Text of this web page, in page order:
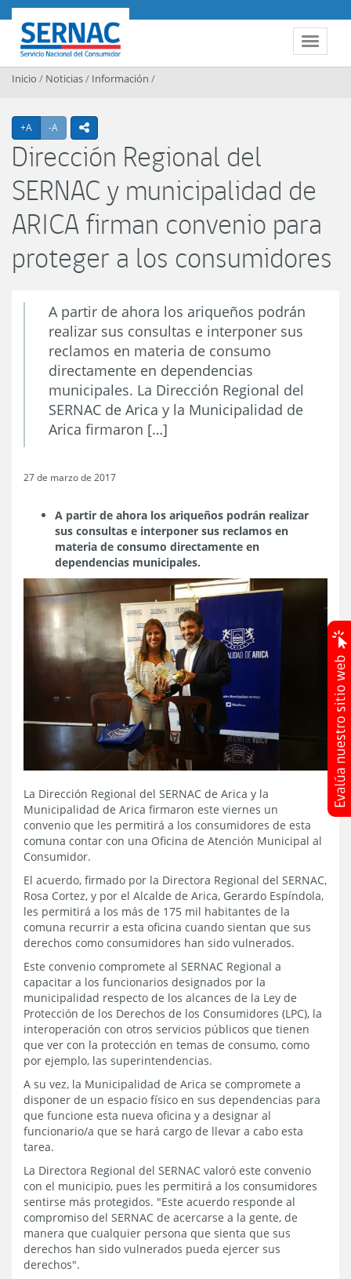
Contenido principal
Toggle
SERNAC
Inicio / Noticias/ Información /
+A Agrandar texto
-A Achicar textoicono compartir
Dirección Regional del
SERNAC y municipalidad de
ARICA firman convenio para
proteger a los consumidores
A partir de ahora los ariqueños podrán
realizar sus consultas e interponer sus
reclamos en materia de consumo
directamente en dependencias
municipales. La Dirección Regional del
SERNAC de Arica y la Municipalidad de
Arica firmaron […]
27 de marzo de 2017
A partir de ahora los ariqueños podrán realizar
sus consultas e interponer sus reclamos en
materia de consumo directamente en
dependencias municipales.
La Dirección Regional del SERNAC de Arica y la
Municipalidad de Arica firmaron este viernes un
convenio que les permitirá a los consumidores de esta
comuna contar con una Oficina de Atención Municipal al
Consumidor.
El acuerdo, firmado por la Directora Regional del SERNAC,
Rosa Cortez, y por el Alcalde de Arica, Gerardo Espíndola,
les permitirá a los más de 175 mil habitantes de la
comuna recurrir a esta oficina cuando sientan que sus
derechos como consumidores han sido vulnerados.
Este convenio compromete al SERNAC Regional a
capacitar a los funcionarios designados por la
municipalidad respecto de los alcances de la Ley de
Protección de los Derechos de los Consumidores (LPC), la
interoperación con otros servicios públicos que tienen
que ver con la protección en temas de consumo, como
por ejemplo, las superintendencias.
A su vez, la Municipalidad de Arica se compromete a
disponer de un espacio físico en sus dependencias para
que funcione esta nueva oficina y a designar al
funcionario/a que se hará cargo de llevar a cabo esta
tarea.
La Directora Regional del SERNAC valoró este convenio
con el municipio, pues les permitirá a los consumidores
sentirse más protegidos. "Este acuerdo responde al
compromiso del SERNAC de acercarse a la gente, de
manera que cualquier persona que sienta que sus
derechos han sido vulnerados pueda ejercer sus
derechos".